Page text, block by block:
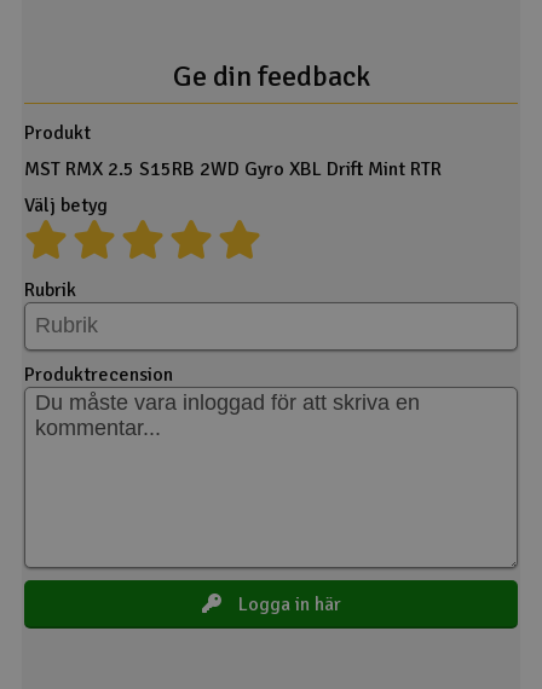
Ge din feedback
Produkt
MST RMX 2.5 S15RB 2WD Gyro XBL Drift Mint RTR
Välj betyg
Rubrik
Produktrecension
Logga in här